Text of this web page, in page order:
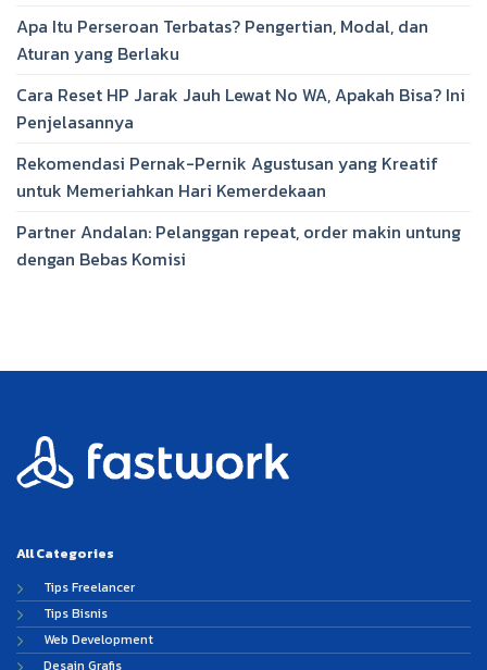
Apa Itu Perseroan Terbatas? Pengertian, Modal, dan
Aturan yang Berlaku
Cara Reset HP Jarak Jauh Lewat No WA, Apakah Bisa? Ini
Penjelasannya
Rekomendasi Pernak-Pernik Agustusan yang Kreatif
untuk Memeriahkan Hari Kemerdekaan
Partner Andalan: Pelanggan repeat, order makin untung
dengan Bebas Komisi
All Categories
Tips Freelancer
Tips Bisnis
Web Development
Desain Grafis